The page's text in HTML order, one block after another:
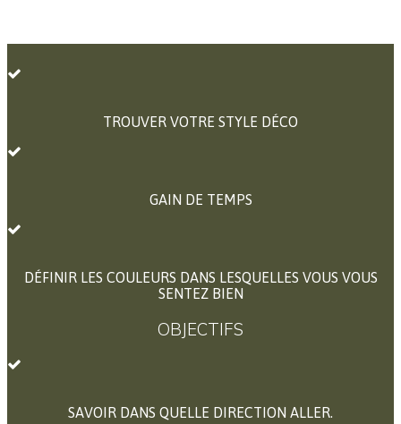
TROUVER VOTRE STYLE DÉCO
GAIN DE TEMPS
DÉFINIR LES COULEURS DANS LESQUELLES VOUS VOUS
SENTEZ BIEN
OBJECTIFS
SAVOIR DANS QUELLE DIRECTION ALLER.